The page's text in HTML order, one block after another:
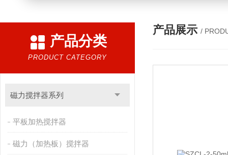
产品分类
PRODUCT CATEGORY
磁力搅拌器系列
平板加热搅拌器
磁力（加热板）搅拌器
产品展示 /